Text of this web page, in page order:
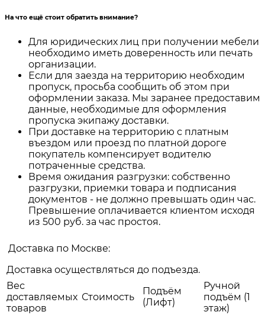
На что ещё стоит обратить внимание?
Для юридических лиц при получении мебели
необходимо иметь доверенность или печать
организации.
Если для заезда на территорию необходим
пропуск, просьба сообщить об этом при
оформлении заказа. Мы заранее предоставим
данные, необходимые для оформления
пропуска экипажу доставки.
При доставке на территорию с платным
въездом или проезд по платной дороге
покупатель компенсирует водителю
потраченные средства.
Время ожидания разгрузки: собственно
разгрузки, приемки товара и подписания
документов - не должно превышать один час.
Превышение оплачивается клиентом исходя
из 500 руб. за час простоя.
Доставка по Москве:
Доставка осуществляться до подъезда.
Вес
доставляемых
товаров
Стоимость
Подъём
(Лифт)
Ручной
подъём (1
этаж)